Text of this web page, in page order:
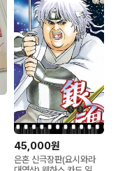
45,000원
은혼 신극장판(요시와라